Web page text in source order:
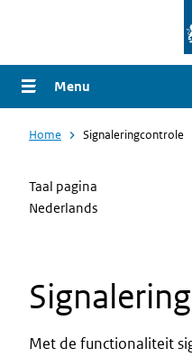
naar
de
gaan
Menu
Home Signaleringcontrole
Taal pagina
Nederlands
Met de functionaliteit